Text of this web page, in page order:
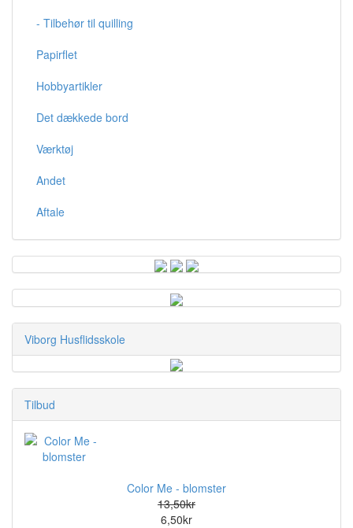
- Tilbehør til quilling
Papirflet
Hobbyartikler
Det dækkede bord
Værktøj
Andet
Aftale
Viborg Husflidsskole
Tilbud
Color Me - blomster
13,50kr
6,50kr